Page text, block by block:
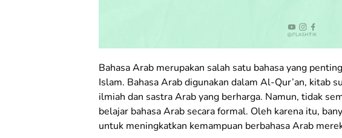
Bahasa Arab merupakan salah satu bahasa yang
Islam. Bahasa Arab digunakan dalam Al-Qur’an, kitab
ilmiah dan sastra Arab yang berharga. Namun, tidak
belajar bahasa Arab secara formal. Oleh karena itu,
untuk meningkatkan kemampuan berbahasa Arab